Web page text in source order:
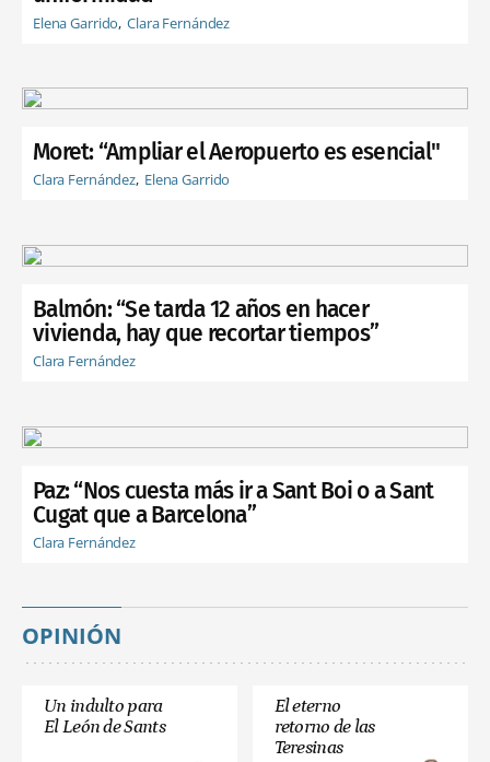
Elena Garrido Clara Fernández
Moret: “Ampliar el Aeropuerto es esencial"
Clara Fernández Elena Garrido
Balmón: “Se tarda 12 años en hacer
vivienda, hay que recortar tiempos”
Clara Fernández
Paz: “Nos cuesta más ir a Sant Boi o a Sant
Cugat que a Barcelona”
Clara Fernández
OPINIÓN
Un indulto para
El León de Sants
El eterno
retorno de las
Teresinas